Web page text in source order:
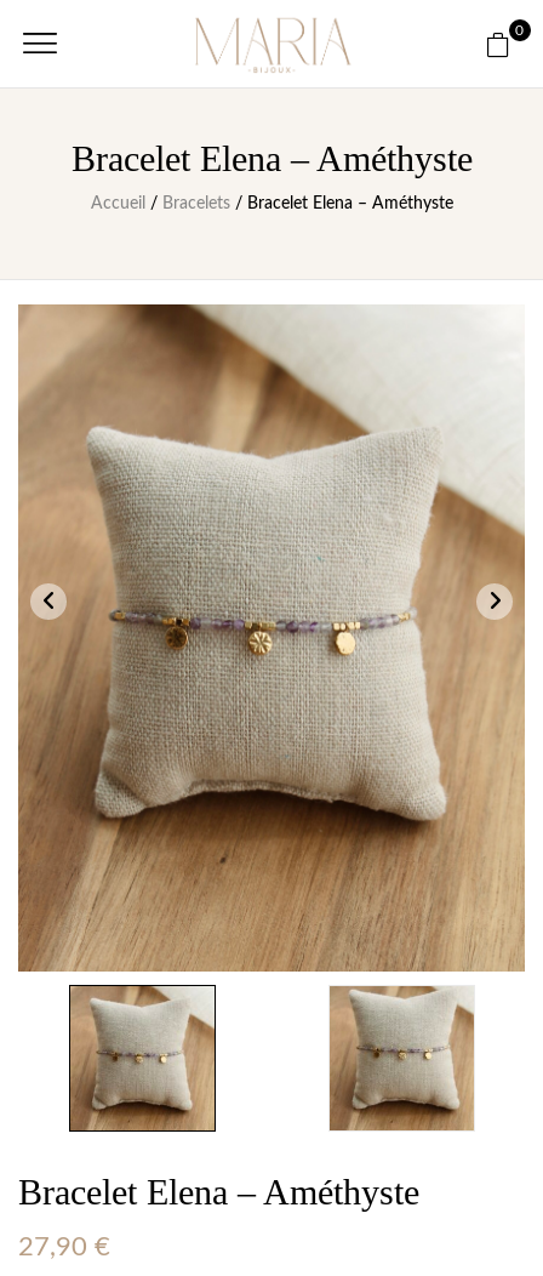
0
Bracelet Elena – Améthyste
Accueil / Bracelets/ Bracelet Elena – Améthyste
Bracelet Elena – Améthyste
27,90 €